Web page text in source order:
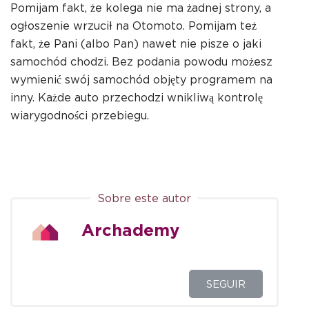
Pomijam fakt, że kolega nie ma żadnej strony, a
ogłoszenie wrzucił na Otomoto. Pomijam też
fakt, że Pani (albo Pan) nawet nie pisze o jaki
samochód chodzi. Bez podania powodu możesz
wymienić swój samochód objęty programem na
inny. Każde auto przechodzi wnikliwą kontrolę
wiarygodności przebiegu.
Sobre este autor
Archademy
SEGUIR